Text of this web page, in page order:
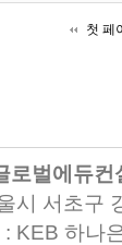
첫 페
로벌에듀
시 서초구
: KEB 하나